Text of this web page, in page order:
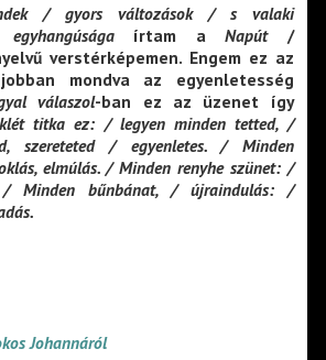
/ gyors változások / s valaki
egyhangúsága írtam aNapút/
verstérképemen. Engem ez az
jobban mondva az egyenletesség
válaszol-ban ez az üzenet így
titka ez: / legyen minden tetted, /
szereteted / egyenletes. / Minden
elmúlás. / Minden renyhe szünet: /
/ Minden bűnbánat, / újraindulás: /
Johannáról